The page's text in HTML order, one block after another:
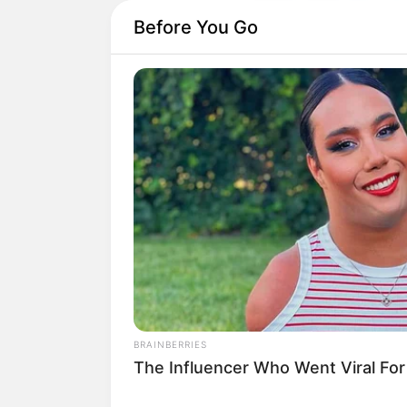
Existem inúmeras
para desenvolver
E quem é
Before You Go
BRAINBERRIES
The Influencer Who Went Viral
MEMORY HEALTH
The Popular Drink That's Silently
Destroying Your Brain Cells (Most
People Have It Daily)